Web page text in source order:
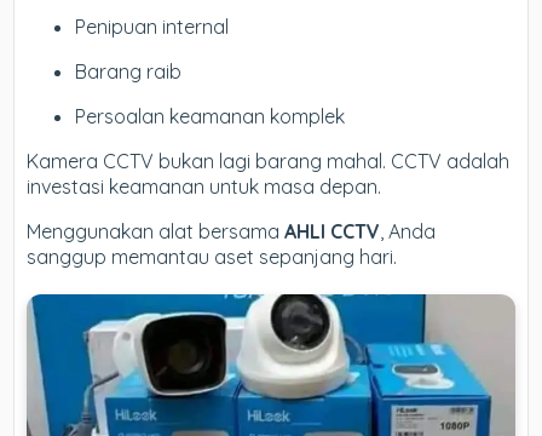
Penipuan internal
Barang raib
Persoalan keamanan komplek
Kamera CCTV bukan lagi barang mahal. CCTV adalah
investasi keamanan untuk masa depan.
Menggunakan alat bersamaAHLI CCTV, Anda
sanggup memantau aset sepanjang hari.